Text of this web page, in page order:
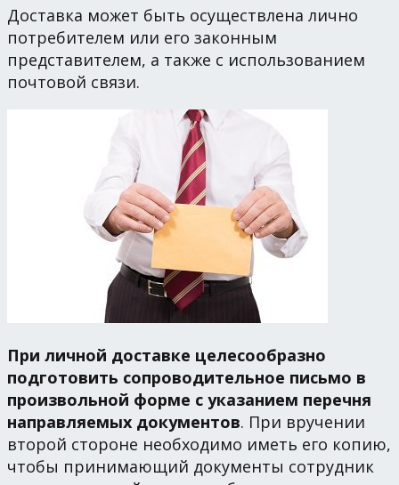
Доставка может быть осуществлена лично
потребителем или его законным
представителем, а также с использованием
почтовой связи.
При личной доставке целесообразно
подготовить сопроводительное письмо в
произвольной форме с указанием перечня
направляемых документов. При вручении
второй стороне необходимо иметь его копию,
чтобы принимающий документы сотрудник